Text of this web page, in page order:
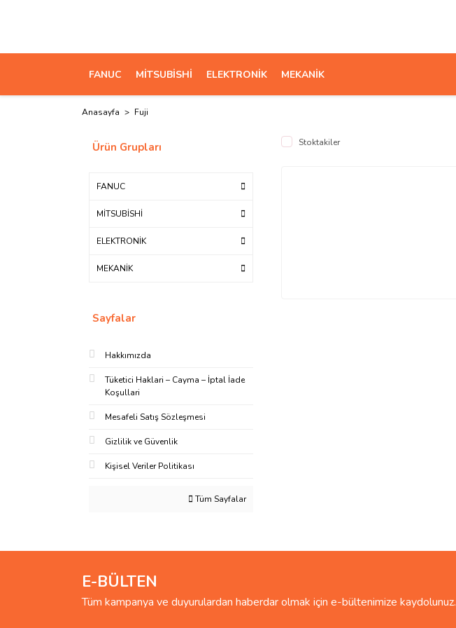
FANUC MİTSUBİSHİ ELEKTRONİK MEKANİK
Anasayfa Fuji
Ürün Grupları
FANUC
MİTSUBİSHİ
ELEKTRONİK
MEKANİK
Sayfalar
Hakkımızda
Tüketici Haklari – Cayma – İptal İade
Koşullari
Mesafeli Satış Sözleşmesi
Gizlilik ve Güvenlik
Kişisel Veriler Politikası
Tüm Sayfalar
Stoktakiler
E-BÜLTEN
Tüm kampanya ve duyurulardan haberdar olmak için e-bültenimize kaydolunuz.